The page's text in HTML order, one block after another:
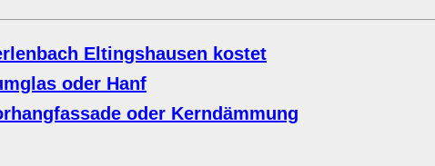
Eltingshausen kostet
oder Hanf
oder Kerndämmung